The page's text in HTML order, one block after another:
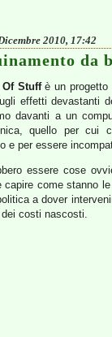
2010, 17:42
da
Stuffè un progetto
effetti devastanti
davanti a un
quello per cui
e per essere
essere cose
capire come stanno
a dover
costi nascosti.